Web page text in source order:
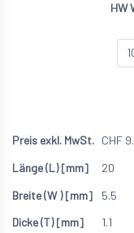
HW
CHF
20
5.5
1.1